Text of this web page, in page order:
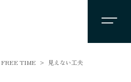
FREE TIME 見えない工夫